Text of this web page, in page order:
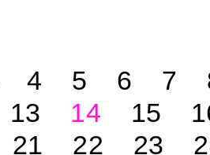
4 5 6 7
13 14 15
21 22 23